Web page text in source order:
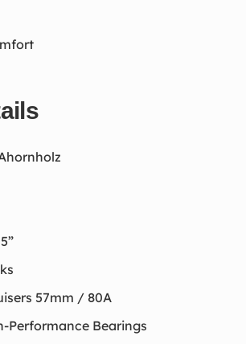
57mm / 80A
Performance Bearings